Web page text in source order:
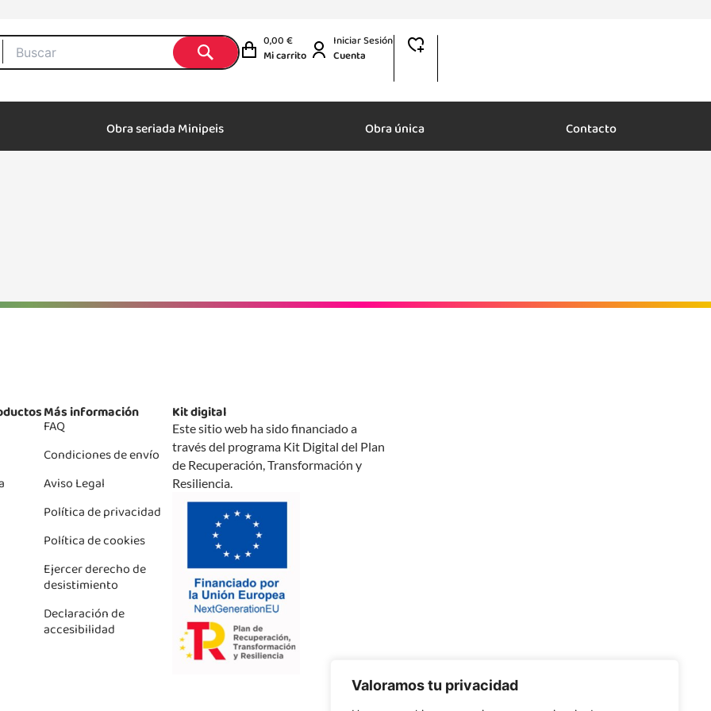
Valoramos tu privacidad
0,00€
Mi carrito
Iniciar Sesión
Cuenta
Obra seriada Minipeis Obra única Contacto
Más información
FAQ
Condiciones de envío
Aviso Legal
Política de privacidad
Política de cookies
Ejercer derecho de
desistimiento
Declaración de
accesibilidad
Kit digital
Este sitio web ha sido financiado a
través del programa Kit Digital del Plan
de Recuperación, Transformación y
Resiliencia.